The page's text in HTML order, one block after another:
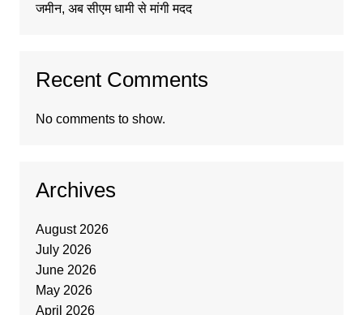
जमीन, अब सीएम धामी से मांगी मदद
Recent Comments
No comments to show.
Archives
August 2026
July 2026
June 2026
May 2026
April 2026